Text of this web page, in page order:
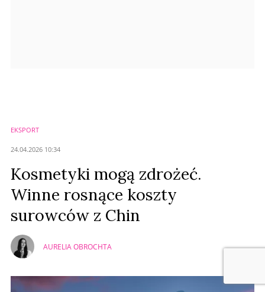
EKSPORT
24.04.2026 10:34
Kosmetyki mogą zdrożeć.
Winne rosnące koszty
surowców z Chin
AURELIA OBROCHTA